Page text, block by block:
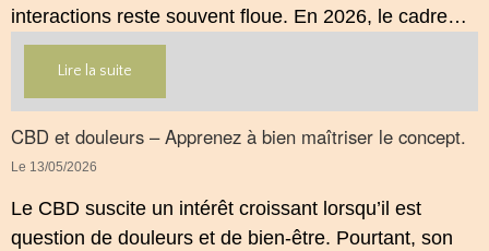
interactions reste souvent floue. En 2026, le cadre
légal français impose des règles strictes : seuls les
usages externes du CBD sont autorisés. Cet article
propose une mise au point claire et accessible pour
comprendre comment le CBD s’inscrit dans une
démarche de prévention, sans ingestion et sans
Lire la suite
CBD et douleurs – Apprenez à bien maîtriser le concept.
Le 13/05/2026
Le CBD suscite un intérêt croissant lorsqu’il est
question de douleurs et de bien‑être. Pourtant, son